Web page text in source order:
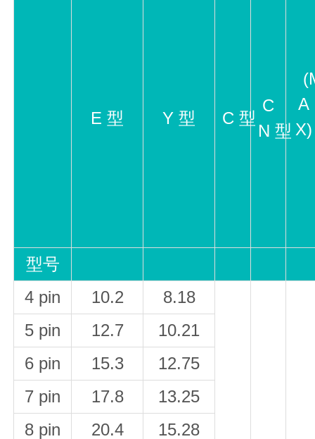
A
X)
E 型 Y 型 C 型
C
N 型
型号
4 pin
10.2 8.18
5 pin 12.7
10.21
6 pin
15.3
12.75
7 pin
17.8
13.25
8 pin
20.4
15.28